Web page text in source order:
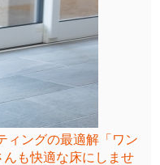
ィングの最適解「ワン
も快適な床にしませ